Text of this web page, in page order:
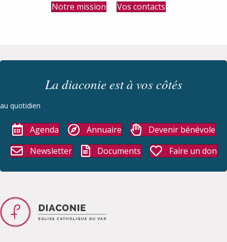
Notre mission Vos contacts
La diaconie est à vos côtés
au quotidien
Agenda Annuaire
Devenir bénévole
Newsletter
Documents Faire un don